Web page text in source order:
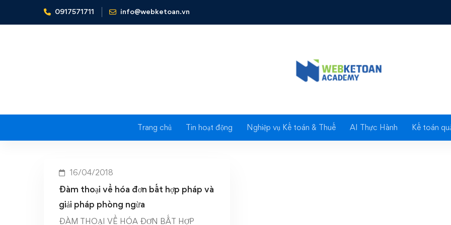
0917571711 info@webketoan.vn
Trang chủ Tin hoạt động Nghiệp vụ Kế toán & Thuế AI Thực Hành Kế toán
Home dam-thoai-ke-toan-lan-thu-2-tai-ha-noi
noi
16/04/2018
Đàm thoại về hóa đơn bất hợp pháp và
giải pháp phòng ngừa
ĐÀM THOẠI VỀ HÓA ĐƠN BẤT HỢP